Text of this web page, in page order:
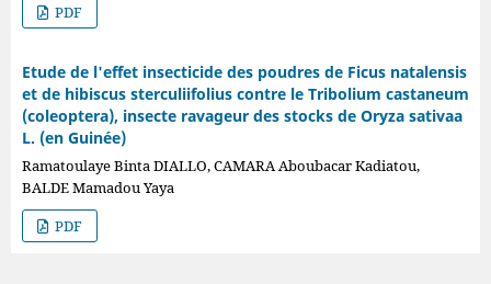
PDF
Etude de l'effet insecticide des poudres de Ficus natalensis
et de hibiscus sterculiifolius contre le Tribolium castaneum
(coleoptera), insecte ravageur des stocks de Oryza sativaa
L. (en Guinée)
Ramatoulaye Binta DIALLO, CAMARA Aboubacar Kadiatou,
BALDE Mamadou Yaya
PDF